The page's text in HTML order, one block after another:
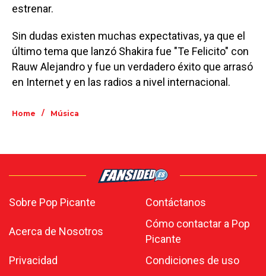
estrenar.
Sin dudas existen muchas expectativas, ya que el
último tema que lanzó Shakira fue "Te Felicito" con
Rauw Alejandro y fue un verdadero éxito que arrasó
en Internet y en las radios a nivel internacional.
Home / Música
Sobre Pop Picante Contáctanos
Acerca de Nosotros
Cómo contactar a Pop
Picante
Privacidad
Condiciones de uso